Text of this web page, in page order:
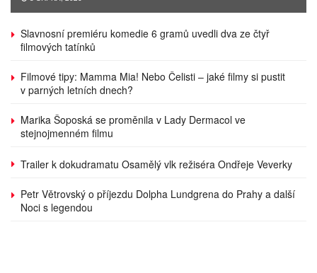
Slavnosní premiéru komedie 6 gramů uvedli dva ze čtyř
filmových tatínků
Filmové tipy: Mamma Mia! Nebo Čelisti – jaké filmy si pustit
v parných letních dnech?
Marika Šoposká se proměnila v Lady Dermacol ve
stejnojmenném filmu
Trailer k dokudramatu Osamělý vlk režiséra Ondřeje Veverky
Petr Větrovský o příjezdu Dolpha Lundgrena do Prahy a další
Noci s legendou